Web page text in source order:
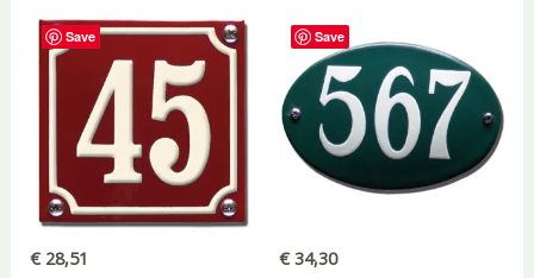
Save
€28,51
Save
€ 34,30